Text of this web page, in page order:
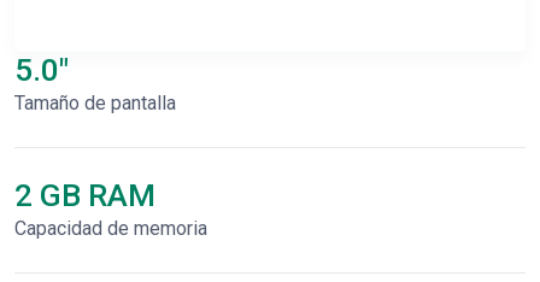
5.0"
Tamaño de pantalla
2 GB RAM
Capacidad de memoria